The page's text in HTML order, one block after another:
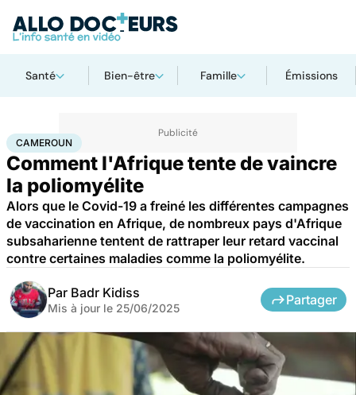
Santé Bien-être Famille Émissions
AccueilSanté Médicaments Cameroun
CAMEROUN
Comment l'Afrique tente de vaincre
la poliomyélite
Alors que le Covid-19 a freiné les différentes campagnes
de vaccination en Afrique, de nombreux pays d'Afrique
subsaharienne tentent de rattraper leur retard vaccinal
contre certaines maladies comme la poliomyélite.
Par Badr Kidiss
Mis à jour le 25/06/2025
Partager